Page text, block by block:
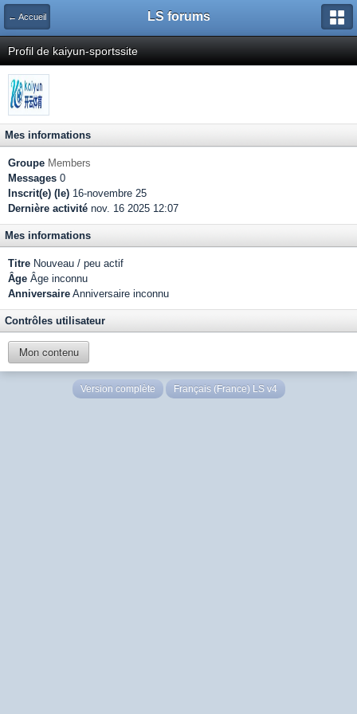
← Accueil LS forums
Profil de kaiyun-sportssite
Mes informations
Groupe Members
Messages 0
Inscrit(e) (le) 16-novembre 25
Dernière activité nov. 16 2025 12:07
Mes informations
Titre Nouveau / peu actif
Âge Âge inconnu
Anniversaire Anniversaire inconnu
Contrôles utilisateur
Mon contenu
Version complète Français (France) LS v4